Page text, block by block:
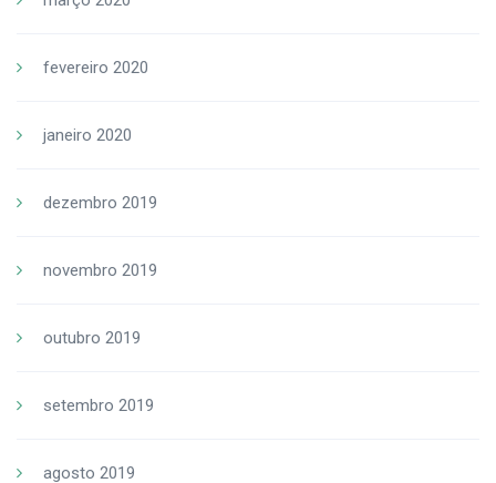
fevereiro 2020
janeiro 2020
dezembro 2019
novembro 2019
outubro 2019
setembro 2019
agosto 2019